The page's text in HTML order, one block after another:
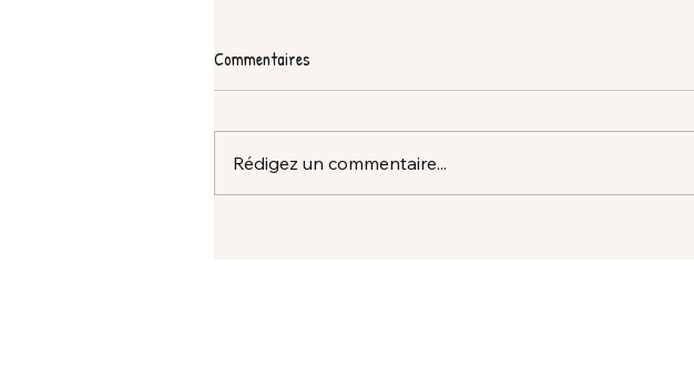
Commentaires
Rédigez un commentaire...